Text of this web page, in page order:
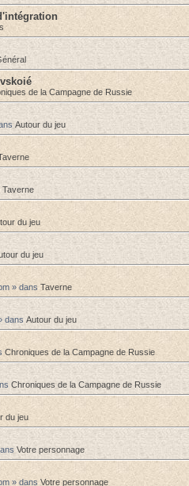
de la Campagne de Russie
Autour du jeu
Taverne
du jeu
du jeu
» dansTaverne
dans Autour du jeu
Chroniques de la Campagne de Russie
Chroniques de la Campagne de Russie
du jeu
Votre personnage
» dansVotre personnage